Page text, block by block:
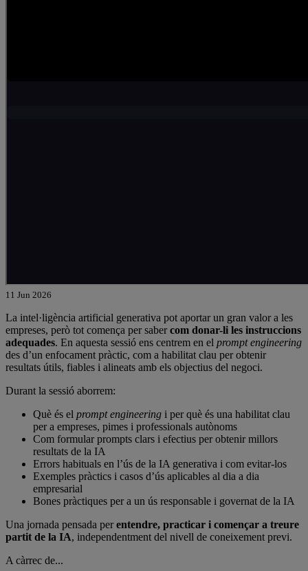
11 Jun 2026
La intel·ligència artificial generativa pot aportar un gran valor a les
empreses, però tot comença per sabercom donar-li les instruccions
adequades. En aquesta sessió ens centrem en el prompt engineering
des d’un enfocament pràctic, com a habilitat clau per obtenir
resultats útils, fiables i alineats amb els objectius del negoci.
Durant la sessió aborrem:
Què és el prompt engineering i per què és una habilitat clau
per a empreses, pimes i professionals autònoms
Com formular prompts clars i efectius per obtenir millors
resultats de la IA
Errors habituals en l’ús de la IA generativa i com evitar-los
Exemples pràctics i casos d’ús aplicables al dia a dia
empresarial
Bones pràctiques per a un ús responsable i governat de la IA
Una jornada pensada perentendre, practicar i començar a treure
partit de la IA, independentment del nivell de coneixement previ.
A càrrec de...